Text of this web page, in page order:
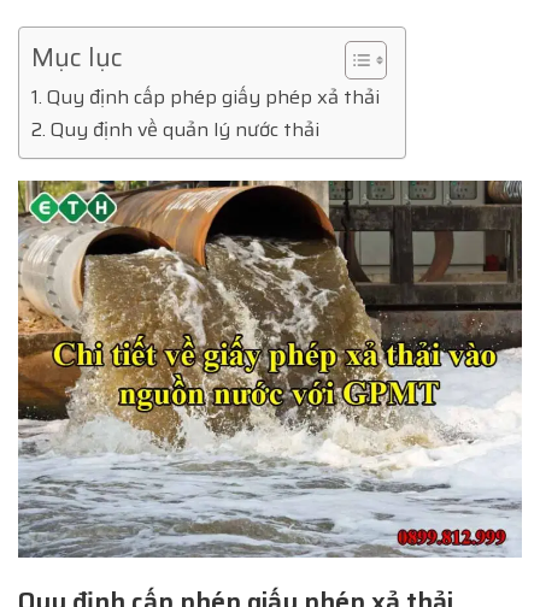
Mục lục
Quy định cấp phép giấy phép xả thải
Quy định về quản lý nước thải